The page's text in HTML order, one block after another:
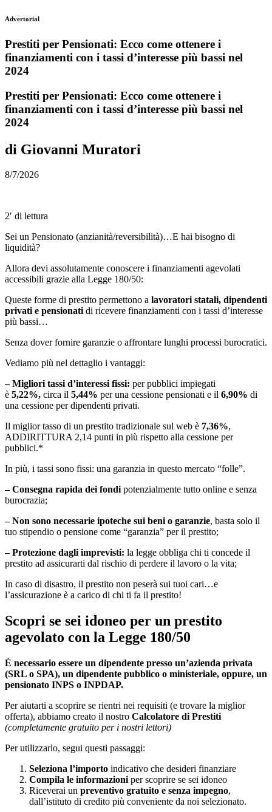
Advertorial
Prestiti per Pensionati: Ecco come ottenere i
finanziamenti con i tassi d’interesse più bassi nel
2024
Prestiti per Pensionati: Ecco come ottenere i
finanziamenti con i tassi d’interesse più bassi nel
2024
di Giovanni Muratori
8/7/2026
2′ di lettura
Sei un Pensionato (anzianità/reversibilità)…E hai bisogno di
liquidità?
Allora devi assolutamente conoscere i finanziamenti agevolati
accessibili grazie alla Legge 180/50:
Queste forme di prestito permettono a lavoratori statali, dipendenti
privati e pensionatidi ricevere finanziamenti con i tassi d’interesse
più bassi…
Senza dover fornire garanzie o affrontare lunghi processi burocratici.
Vediamo più nel dettaglio i vantaggi:
– Migliori tassi d’interessi fissi: per pubblici impiegati
è 5,22%, circa il 5,44% per una cessione pensionati e il 6,90% di
una cessione per dipendenti privati.
Il miglior tasso di un prestito tradizionale sul web è 7,36%,
ADDIRITTURA 2,14 punti in più rispetto alla cessione per
pubblici.*
In più, i tassi sono fissi: una garanzia in questo mercato “folle”.
– Consegna rapida dei fondipotenzialmente tutto online e senza
burocrazia;
– Non sono necessarie ipoteche sui beni o garanzie, basta solo il
tuo stipendio o pensione come “garanzia” per il prestito;
– Protezione dagli imprevisti: la legge obbliga chi ti concede il
prestito ad assicurarti dal rischio di perdere il lavoro o la vita;
In caso di disastro, il prestito non peserà sui tuoi cari…e
l’assicurazione è a carico di chi ti fa il prestito!
Scopri se sei idoneo per un prestito
agevolato con la Legge 180/50
È necessario essere un dipendente presso un’azienda privata
(SRL o SPA), un dipendente pubblico o ministeriale, oppure, un
pensionato INPS o INPDAP.
Per aiutarti a scoprire se rientri nei requisiti (e trovare la miglior
offerta), abbiamo creato il nostro Calcolatore di Prestiti
(completamente gratuito per i nostri lettori)
Per utilizzarlo, segui questi passaggi:
Seleziona l’importo indicativo che desideri finanziare
Compila le informazioni per scoprire se sei idoneo
Riceverai un preventivo gratuito e senza impegno,
dall’istituto di credito più conveniente da noi selezionato.